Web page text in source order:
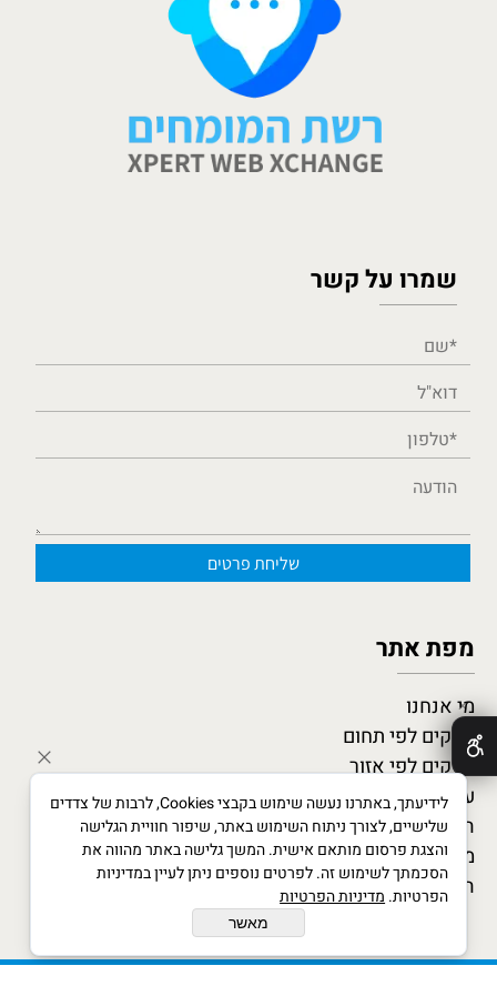
שמרו על קשר
מפת אתר
מי אנחנו
עסקים לפי תחום
עסקים לפי אזור
עסקים מומלצים
המגזין העסקי
מדריך לעסקים חדשים
הצטרף כמומחה
✕
לידיעתך, באתרנו נעשה שימוש בקבצי Cookies, לרבות של צדדים
שלישיים, לצורך ניתוח השימוש באתר, שיפור חוויית הגלישה
והצגת פרסום מותאם אישית. המשך גלישה באתר מהווה את
הסכמתך לשימוש זה. לפרטים נוספים ניתן לעיין במדיניות
הפרטיות. מדיניות הפרטיות
מאשר